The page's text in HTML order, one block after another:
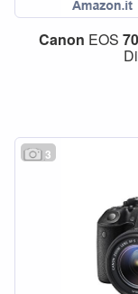
Canon EOS
3